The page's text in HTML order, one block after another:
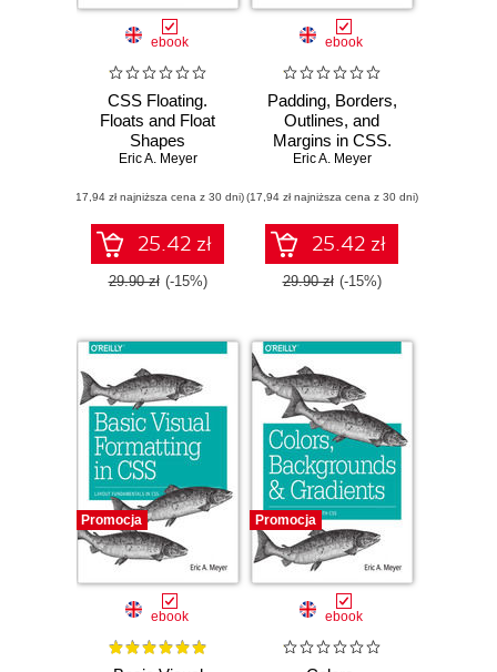
ebook
CSS Floating.
Floats and Float
Shapes
Eric A. Meyer
(17,94 zł najniższa cena z 30 dni)
25.42 zł
29.90 zł (-15%)
ebook
Padding, Borders,
Outlines, and
Margins in CSS.
CSS Box Model
Eric A. Meyer
(17,94 zł najniższa cena z 30 dni)
25.42 zł
29.90 zł (-15%)
Promocja
ebook
Promocja
ebook